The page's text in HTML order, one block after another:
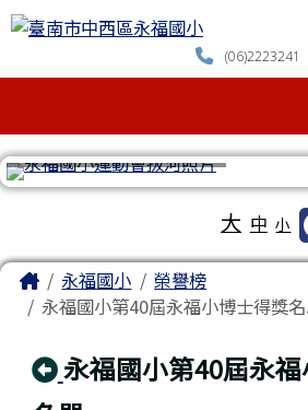
跳至主內容區
臺南市中西區永福國小
(06)2223241
大 中 小
主內容區域
Home永福國小
榮譽榜
永福國小第40屆永福小博士得獎
回上頁
永福國小第40屆永
頁尾區域